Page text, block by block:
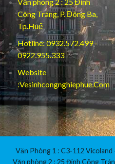
Văn phòng 2 : 25 Đinh
Công Tráng, P. Đông Ba,
Tp.Huế
Hotline: 0932.572.499 -
0922.955.333
Website
:Vesinhcongnghiephue.Com
Văn Phòng 1 : C3-112
Văn phòng 2 : 25 Đinh Công